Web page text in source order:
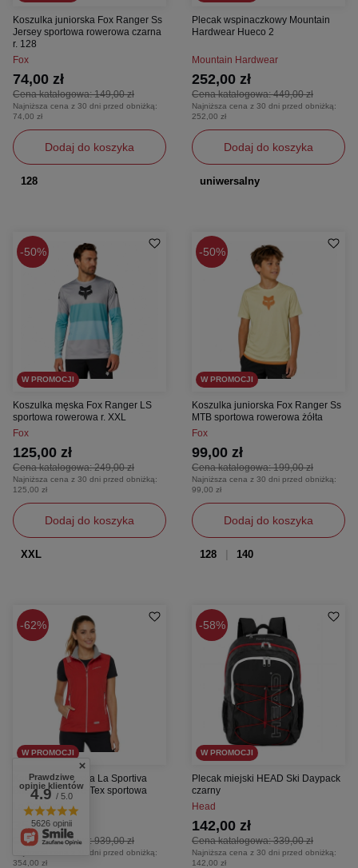
Koszulka juniorska Fox Ranger Ss
Jersey sportowa rowerowa czarna
r. 128
Fox
Cena katalogowa:149,00 zł
74,00 zł
Najniższa cena z 30 dni przed obniżką:
74,00 zł
Dodaj do koszyka
128
Plecak wspinaczkowy Mountain
Hardwear Hueco 2
Mountain Hardwear
Cena katalogowa:449,00 zł
252,00 zł
Najniższa cena z 30 dni przed obniżką:
252,00 zł
Dodaj do koszyka
uniwersalny
50%
W PROMOCJI
Koszulka męska Fox Ranger LS
sportowa rowerowa r. XXL
Fox
Cena katalogowa:249,00 zł
125,00 zł
Najniższa cena z 30 dni przed obniżką:
125,00 zł
Dodaj do koszyka
XXL
50%
W PROMOCJI
Koszulka juniorska Fox Ranger Ss
MTB sportowa rowerowa żółta
Fox
Cena katalogowa:199,00 zł
99,00 zł
Najniższa cena z 30 dni przed obniżką:
99,00 zł
Dodaj do koszyka
128 140
62%
W PROMOCJI
Kamizelka damska La Sportiva
Biferten 2.0 Gore-Tex sportowa
La Sportiva
Cena katalogowa:939,00 zł
354,00 zł
Najniższa cena z 30 dni przed obniżką:
354,00 zł
58%
W PROMOCJI
Plecak miejski HEAD Ski Daypack
czarny
Head
Cena katalogowa:339,00 zł
142,00 zł
Najniższa cena z 30 dni przed obniżką:
142,00 zł
Prawdziwe
opinie klientów
4.9/ 5.0
5626 opinii